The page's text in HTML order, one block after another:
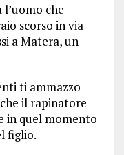
che
scorso in via
a Matera, un
ti ammazzo
il rapinatore
in quel momento
figlio.